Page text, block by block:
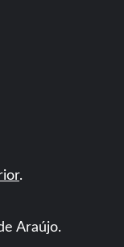
.
Araújo.